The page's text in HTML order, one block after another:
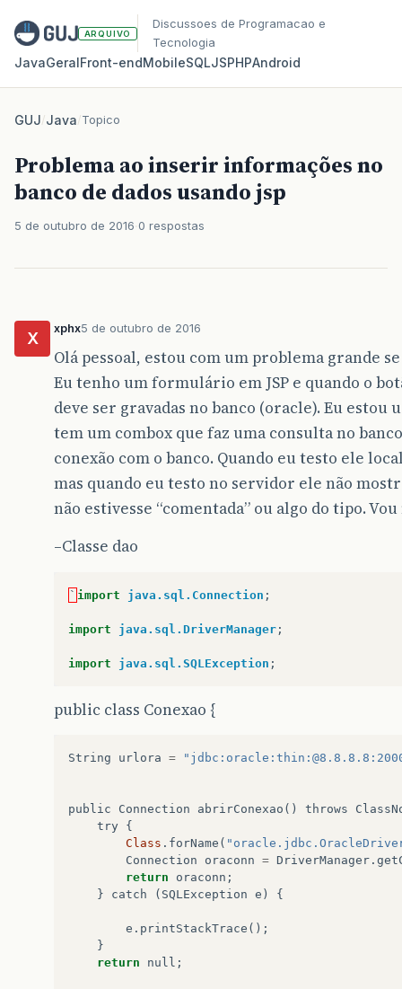
ARQUIVO
Discussoes de Programacao e
Tecnologia
JavaGeralFront‑endMobileSQLJSPHPAndroid
GUJ/Java/Topico
Problema ao inserir informações no
banco de dados usando jsp
5 de outubro de 2016 0 respostas
X
xphx5 de outubro de 2016
Olá pessoal, estou com um problema grande
Eu tenho um formulário em JSP e quando o
deve ser gravadas no banco (oracle). Eu estou
tem um combox que faz uma consulta no
conexão com o banco. Quando eu testo ele
mas quando eu testo no servidor ele não
não estivesse “comentada” ou algo do tipo.
–Classe dao
` import java.sql.Connection ;
import java.sql.DriverManager ;
import java.sql.SQLException ;
public class Conexao {
String urlora =
public Connection abrirConexao () throws
try {
Class . forName (
Connection
oraconn = DriverManager .
return
oraconn ;
}
catch ( SQLException e ) {
e . printStackTrace ();
}
return
null ;